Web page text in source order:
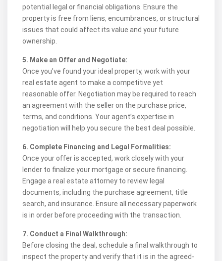
potential legal or financial obligations. Ensure the
property is free from liens, encumbrances, or structural
issues that could affect its value and your future
ownership.
5. Make an Offer and Negotiate:
Once you’ve found your ideal property, work with your
real estate agent to make a competitive yet
reasonable offer. Negotiation may be required to reach
an agreement with the seller on the purchase price,
terms, and conditions. Your agent’s expertise in
negotiation will help you secure the best deal possible.
6. Complete Financing and Legal Formalities:
Once your offer is accepted, work closely with your
lender to finalize your mortgage or secure financing.
Engage a real estate attorney to review legal
documents, including the purchase agreement, title
search, and insurance. Ensure all necessary paperwork
is in order before proceeding with the transaction.
7. Conduct a Final Walkthrough:
Before closing the deal, schedule a final walkthrough to
inspect the property and verify that it is in the agreed-